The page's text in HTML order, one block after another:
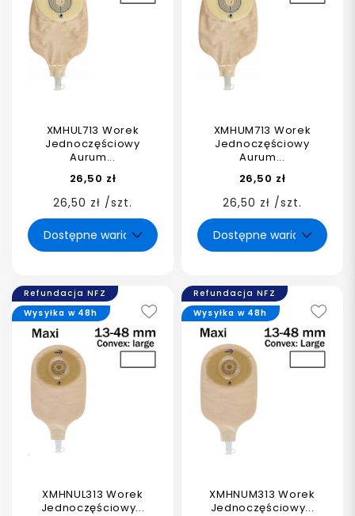
XMHUL713 Worek
Jednoczęściowy
Aurum...
26,50 zł
26,50 zł /szt.
XMHUM713 Worek
Jednoczęściowy
Aurum...
26,50 zł
26,50 zł /szt.
Refundacja NFZ
XMHNUL313 Worek
Jednoczęściowy...
Wysyłka w 48h
Refundacja NFZ
XMHNUM313 Worek
Jednoczęściowy...
Wysyłka w 48h